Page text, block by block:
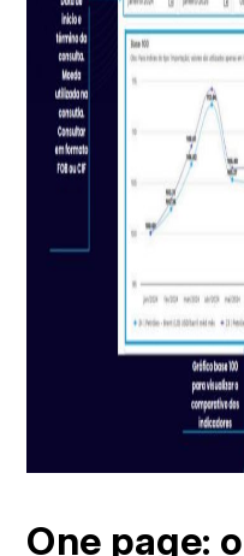
One page: